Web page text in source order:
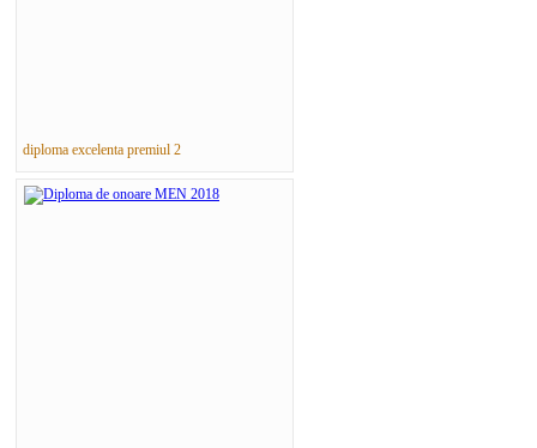
diploma excelenta premiul 2